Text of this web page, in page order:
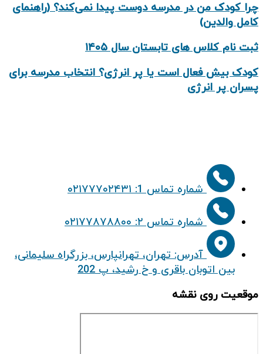
چرا کودک من در مدرسه دوست پیدا نمی‌کند؟ (راهنمای
کامل والدین)
ثبت نام کلاس های تابستان سال ۱۴۰۵
کودک بیش‌ فعال است یا پر انرژی؟ انتخاب مدرسه برای
پسران پر انرژی
شماره تماس 1: ۰۲۱۷۷۷۰۲۴۳۱
شماره تماس ۲: ۰۲۱۷۷۸۷۸۸۰۰
آدرس: تهران، تهرانپارس، بزرگراه سلیمانی،
بین اتوبان باقری و خ رشید، پ 202
موقعیت روی نقشه